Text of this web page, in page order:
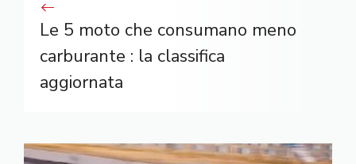
Le 5 moto che consumano meno
carburante : la classifica
aggiornata